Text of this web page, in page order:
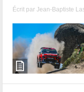
Écrit parJean-Baptiste